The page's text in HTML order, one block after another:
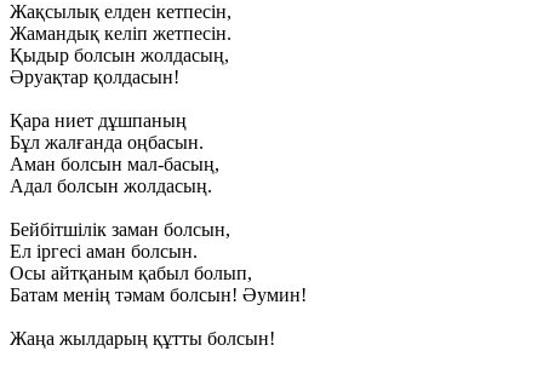
Жақсылық елден кетпесін,
Жамандық келіп жетпесін.
Қыдыр болсын жолдасың,
Әруақтар қолдасын!
Қара ниет дұшпаның
Бұл жалғанда оңбасын.
Аман болсын мал-басың,
Адал болсын жолдасың.
Бейбітшілік заман болсын,
Ел іргесі аман болсын.
Осы айтқаным қабыл болып,
Батам менің тәмам болсын! Әумин!
Жаңа жылдарың құтты болсын!